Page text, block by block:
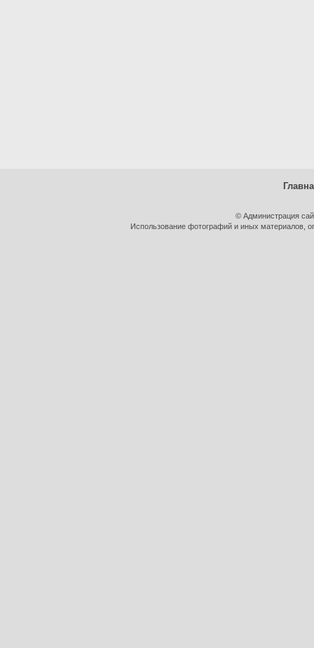
© Администрация
Использование фотографий и иных материалов,